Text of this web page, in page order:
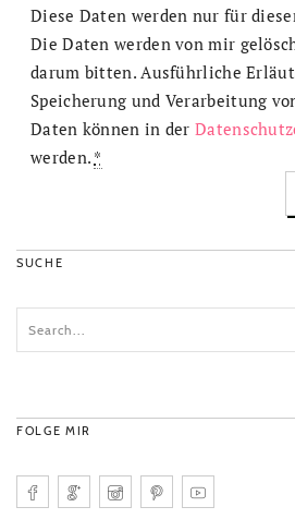
Diese Daten werden nur für
Die Daten werden von mir
darum bitten. Ausführliche
Speicherung und Verarbeitung
Daten können in der
werden. *
SUCHE
FOLGE MIR